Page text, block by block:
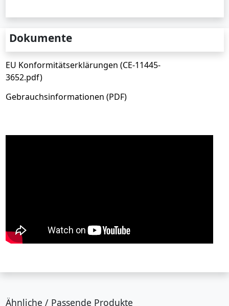
Dokumente
EU Konformitätserklärungen (CE-11445-
3652.pdf)
Gebrauchsinformationen (PDF)
Ähnliche / Passende Produkte